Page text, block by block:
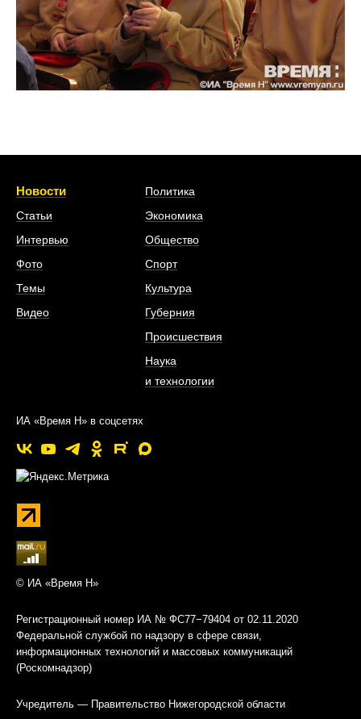
Новости
Статьи
Интервью
Фото
Темы
Видео
Политика
Экономика
Общество
Спорт
Культура
Губерния
Происшествия
Наука
и технологии
ИА «Время Н» в соцсетях
© ИА «Время Н»
Регистрационный номер ИА № ФС77−79404 от 02.11.2020
Федеральной службой по надзору в сфере связи,
информационных технологий и массовых коммуникаций
(Роскомнадзор)
Учредитель — Правительство Нижегородской области